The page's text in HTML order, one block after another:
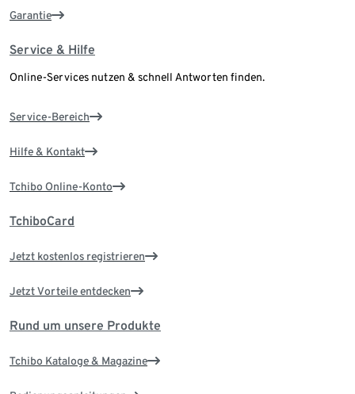
Garantie
Service & Hilfe
Online-Services nutzen & schnell Antworten finden.
Service-Bereich
Hilfe & Kontakt
Tchibo Online-Konto
TchiboCard
Jetzt kostenlos registrieren
Jetzt Vorteile entdecken
Rund um unsere Produkte
Tchibo Kataloge & Magazine